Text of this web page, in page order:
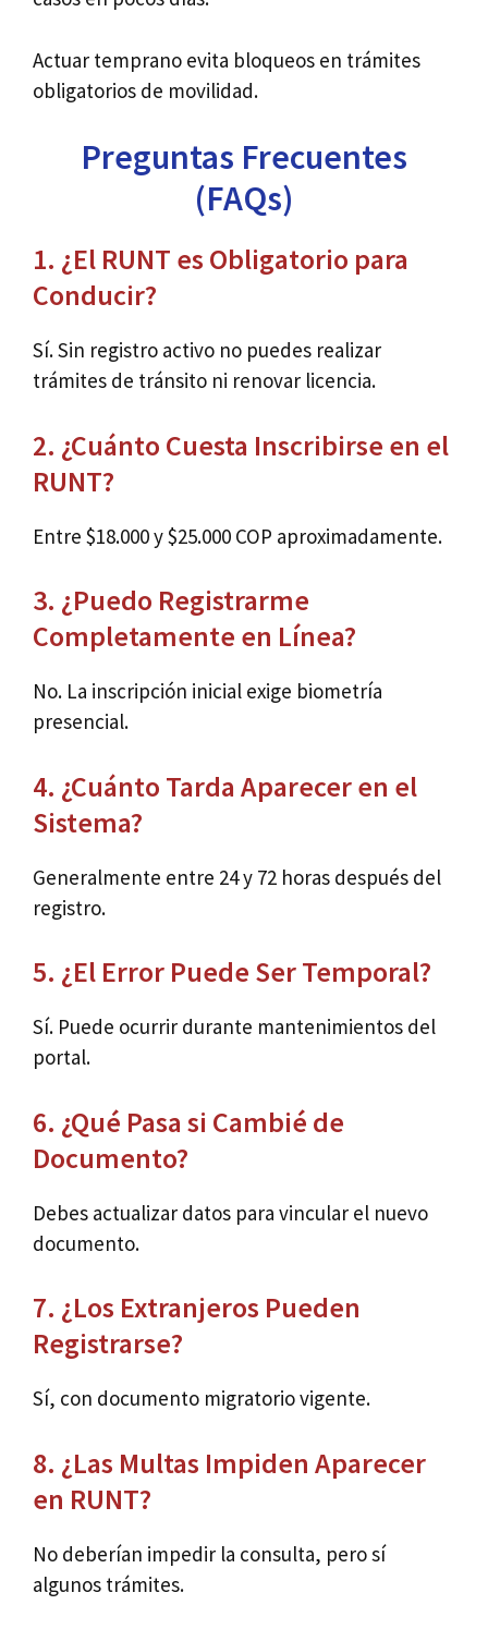
Actuar temprano evita bloqueos en trámites
obligatorios de movilidad.
Preguntas Frecuentes
(FAQs)
1. ¿El RUNT es Obligatorio para
Conducir?
Sí. Sin registro activo no puedes realizar
trámites de tránsito ni renovar licencia.
2. ¿Cuánto Cuesta Inscribirse en el
RUNT?
Entre $18.000 y $25.000 COP aproximadamente.
3. ¿Puedo Registrarme
Completamente en Línea?
No. La inscripción inicial exige biometría
presencial.
4. ¿Cuánto Tarda Aparecer en el
Sistema?
Generalmente entre 24 y 72 horas después del
registro.
5. ¿El Error Puede Ser Temporal?
Sí. Puede ocurrir durante mantenimientos del
portal.
6. ¿Qué Pasa si Cambié de
Documento?
Debes actualizar datos para vincular el nuevo
documento.
7. ¿Los Extranjeros Pueden
Registrarse?
Sí, con documento migratorio vigente.
8. ¿Las Multas Impiden Aparecer
en RUNT?
No deberían impedir la consulta, pero sí
algunos trámites.